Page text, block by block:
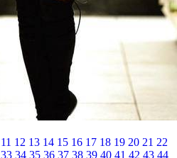
11 12 13 14 15 16 17 18 19 20 21 22
33 34 35 36 37 38 39 40 41 42 43 44